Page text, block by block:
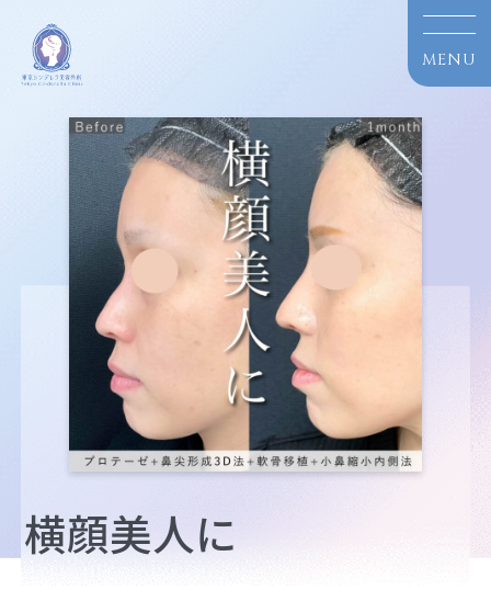
横顔美人に